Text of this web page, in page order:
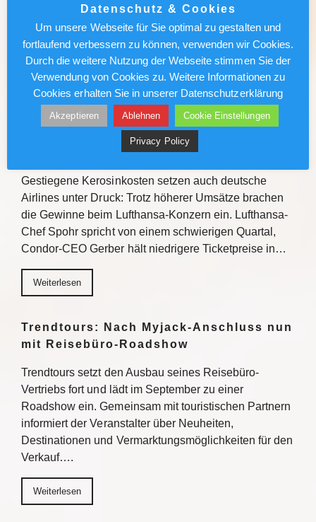
2027/2028 zu informieren. Mit praxisnahen
Verkaufstipps, direktem Austausch und
Gewinnchancen bietet die Veranstaltungsreihe
Einblicke zu den Fluss- und…
Weiterlesen
Lufthansa/Condor: Kerosinkosten
drücken den Gewinn
Gestiegene Kerosinkosten setzen auch deutsche
Airlines unter Druck: Trotz höherer Umsätze brachen
die Gewinne beim Lufthansa-Konzern ein. Lufthansa-
Chef Spohr spricht von einem schwierigen Quartal,
Condor-CEO Gerber hält niedrigere Ticketpreise in…
Weiterlesen
Trendtours: Nach Myjack-Anschluss nun
mit Reisebüro-Roadshow
Trendtours setzt den Ausbau seines Reisebüro-
Vertriebs fort und lädt im September zu einer
Roadshow ein. Gemeinsam mit touristischen Partnern
informiert der Veranstalter über Neuheiten,
Destinationen und Vermarktungsmöglichkeiten für den
Verkauf….
Weiterlesen
Datenschutz & Cookies
Um unsere Webseite für Sie optimal zu gestalten und
fortlaufend verbessern zu können, verwenden wir Cookies.
Durch die weitere Nutzung der Webseite stimmen Sie der
Verwendung von Cookies zu. Weitere Informationen zu
Cookies erhalten Sie in unserer Datenschutzerklärung
Akzeptieren Ablehnen Cookie Einstellungen
Privacy Policy